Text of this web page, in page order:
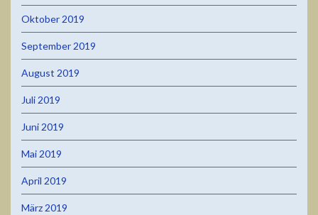
Oktober 2019
September 2019
August 2019
Juli 2019
Juni 2019
Mai 2019
April 2019
März 2019